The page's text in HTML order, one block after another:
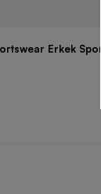
Erkek Spor